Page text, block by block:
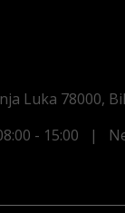
Luka 78000,
- 15:00 |